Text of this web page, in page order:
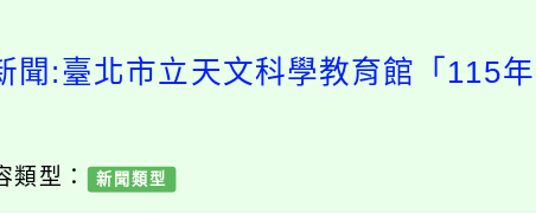
聞:臺北市立天文科學教育館「115
類型： 新聞類型